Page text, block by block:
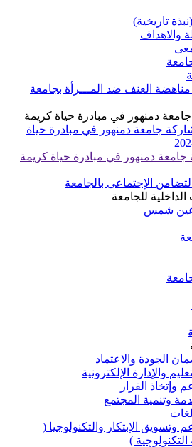
تاريخية)
والاهداف
مناهضة العنف ضد المـــرأة بجامعة
دمنهور في مبادرة حياة كريمة
جامعة دمنهور في مبادرة حياة
دمنهور في مبادرة حياة كريمة
الإجتماعى بالجامعة
الداخلية للجامعة
عين شمس
الجودة والاعتماد
والإدارة الإلكترونية
وإتخاذ القرار
وتنمية المجتمع
وتسويق الإبتكار والتكنولوجيا (
التكنولوجية )